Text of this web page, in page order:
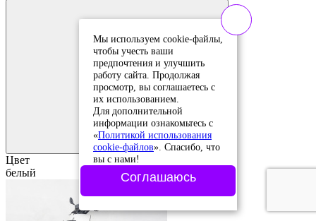
Добавить в
избранное
Добавлено в
избранное
Цвет
белый
Мы используем cookie-файлы,
чтобы учесть ваши
предпочтения и улучшить
работу сайта. Продолжая
просмотр, вы соглашаетесь с
их использованием.
Для дополнительной
информации ознакомьтесь с
«Политикой использования
cookie-файлов». Спасибо, что
вы с нами!
Соглашаюсь